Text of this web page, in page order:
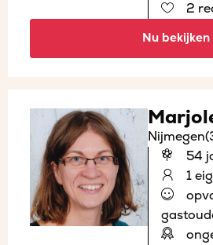
2
Nu bekijken
Nijmegen
54
1